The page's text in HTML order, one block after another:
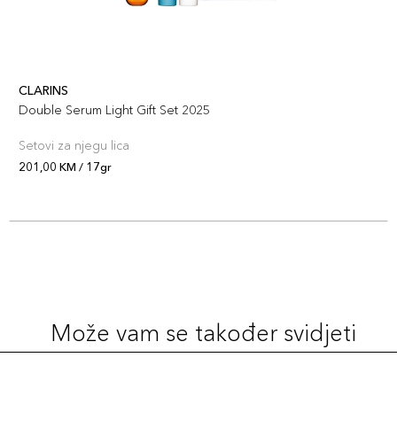
CLARINS
Double Serum Light Gift Set 2025
Setovi za njegu lica
201,00 KM / 17gr
Može vam se također svidjeti